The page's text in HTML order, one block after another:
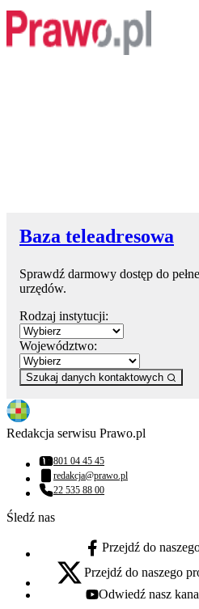
Baza teleadresowa
Sprawdź darmowy dostęp do
urzędów.
Rodzaj instytucji:
Województwo:
Szukaj danych kontaktowych
Redakcja serwisu Prawo.pl
Numer telefonu:
801 04 45 45
Adres email:
redakcja@prawo.pl
Numer telefonu:
22 535 88 00
Śledź nas
facebook - otwiera się w
Przejdź do
x - otwiera się w nowej karcie
Przejdź do naszego
youtube - otwiera się w
Odwiedź nasz